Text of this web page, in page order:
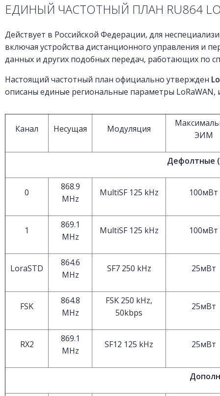
ЕДИНЫЙ ЧАСТОТНЫЙ ПЛАН RU864
Действует в Российской Федерации, для
включая устройства дистанционного управления и
данных и других подобных передач, работающих по
Настоящий частотный план официально утвержден
описаны единые региональные параметры
Канал Несущая Модуляция
ЭИМ
Дефолтные
0
868.9
MHz
MultiSF 125 kHz 100мВт
1
869.1
MHz
MultiSF 125 kHz 100мВт
LoraSTD
864.6
MHz
SF7 250 kHz 25мВт
FSK
864.8
MHz
FSK 250 kHz,
50kbps
25мВт
RX2
869.1
MHz
SF12 125 kHz 25мВт